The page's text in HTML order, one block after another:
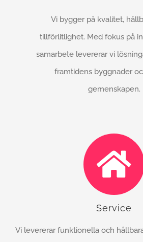
Vi bygger på kvalitet,
tillförlitlighet. Med fokus på
samarbete levererar vi
framtidens byggnader
gemenskapen.
Service
Vi levererar funktionella och